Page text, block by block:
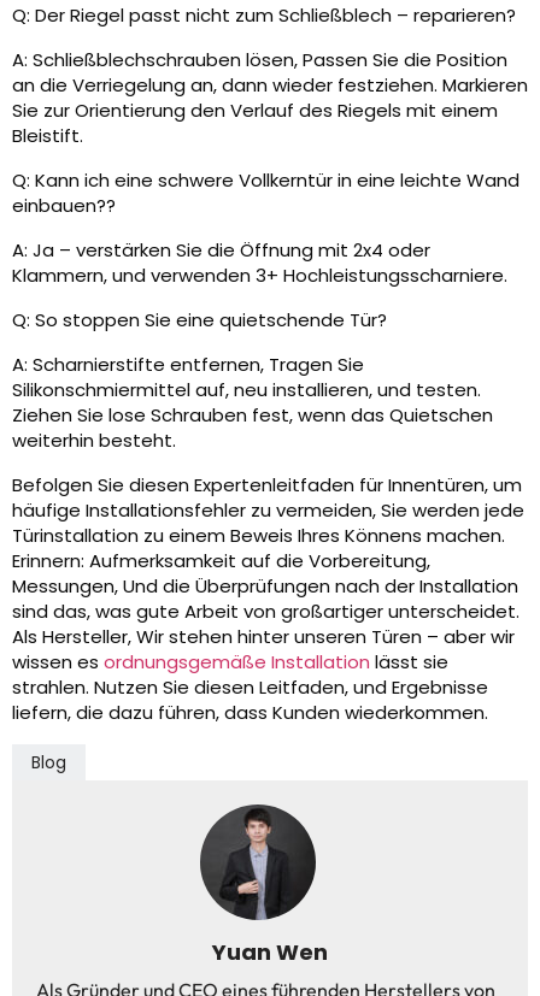
Q: Der Riegel passt nicht zum Schließblech – reparieren?
A: Schließblechschrauben lösen, Passen Sie die Position
an die Verriegelung an, dann wieder festziehen. Markieren
Sie zur Orientierung den Verlauf des Riegels mit einem
Bleistift.
Q: Kann ich eine schwere Vollkerntür in eine leichte Wand
einbauen??
A: Ja – verstärken Sie die Öffnung mit 2x4 oder
Klammern, und verwenden 3+ Hochleistungsscharniere.
Q: So stoppen Sie eine quietschende Tür?
A: Scharnierstifte entfernen, Tragen Sie
Silikonschmiermittel auf, neu installieren, und testen.
Ziehen Sie lose Schrauben fest, wenn das Quietschen
weiterhin besteht.
Befolgen Sie diesen Expertenleitfaden für Innentüren, um
häufige Installationsfehler zu vermeiden, Sie werden jede
Türinstallation zu einem Beweis Ihres Könnens machen.
Erinnern: Aufmerksamkeit auf die Vorbereitung,
Messungen, Und die Überprüfungen nach der Installation
sind das, was gute Arbeit von großartiger unterscheidet.
Als Hersteller, Wir stehen hinter unseren Türen – aber wir
wissen es ordnungsgemäße Installation lässt sie
strahlen. Nutzen Sie diesen Leitfaden, und Ergebnisse
liefern, die dazu führen, dass Kunden wiederkommen.
Blog
Yuan Wen
Als Gründer und CEO eines führenden Herstellers von